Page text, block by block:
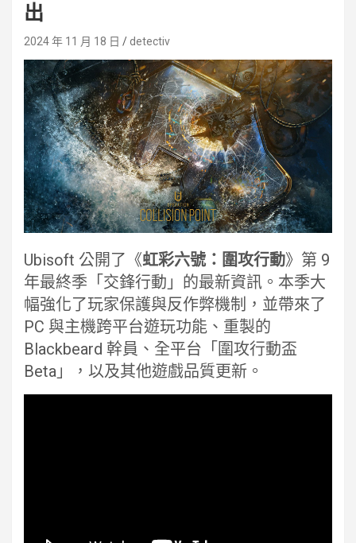
出
2024 年 11 月 18 日 detectiv
Ubisoft 公開了《虹彩六號：圍攻行動》第 9
年最終季「交鋒行動」的最新資訊。本季大
幅強化了玩家保護與反作弊機制，並帶來了
PC 與主機跨平台遊玩功能、重製的
Blackbeard 幹員、全平台「圍攻行動盃
Beta」，以及其他遊戲品質更新。